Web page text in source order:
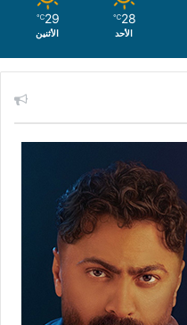
28
℃
الأحد
29
℃
الأثنين